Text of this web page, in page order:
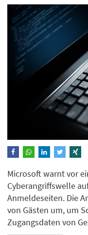
Microsoft warnt vor
Cyberangriffswelle
Anmeldeseiten. Die
von Gästen um, um
Zugangsdaten von